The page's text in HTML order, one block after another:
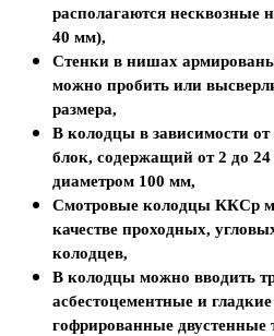
располагаются несквозные
40 мм),
Стенки в нишах
можно пробить или
размера,
В колодцы в зависимости
блок, содержащий от 2 до
диаметром 100 мм,
Смотровые колодцы ККСр
качестве проходных,
колодцев,
В колодцы можно вводить
асбестоцементные и
гофрированные двустенные